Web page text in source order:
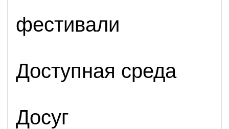
фестивали
Доступная среда
Досуг